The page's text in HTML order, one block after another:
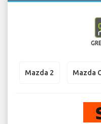
Mazda 2 Mazda